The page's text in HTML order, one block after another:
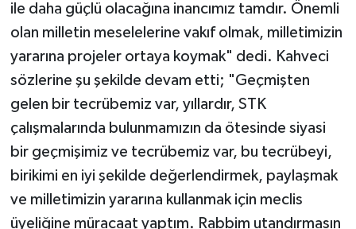
ile daha güçlü olacağına inancımız tamdır. Önemli
olan milletin meselelerine vakıf olmak, milletimizin
yararına projeler ortaya koymak" dedi. Kahveci
sözlerine şu şekilde devam etti; "Geçmişten
gelen bir tecrübemiz var, yıllardır, STK
çalışmalarında bulunmamızın da ötesinde siyasi
bir geçmişimiz ve tecrübemiz var, bu tecrübeyi,
birikimi en iyi şekilde değerlendirmek, paylaşmak
ve milletimizin yararına kullanmak için meclis
üyeliğine müracaat yaptım. Rabbim utandırmasın